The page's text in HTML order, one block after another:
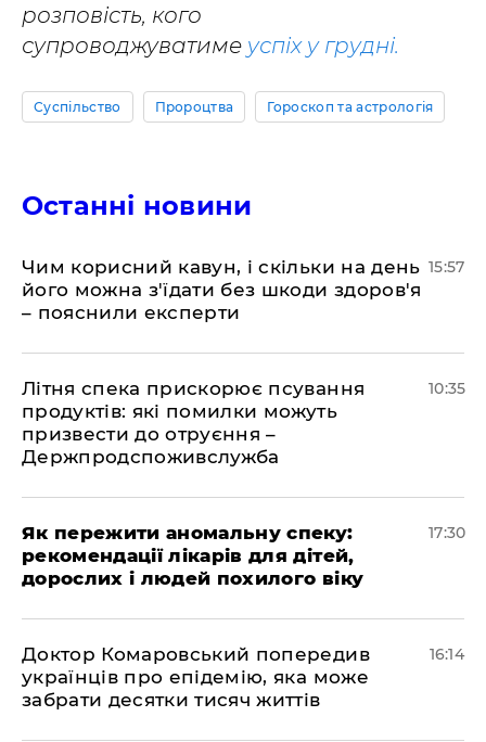
розповість, кого
супроводжуватиме успіх у грудні.
Суспільство Пророцтва Гороскоп та астрологія
Останні новини
Чим корисний кавун, і скільки на день
його можна з'їдати без шкоди здоров'я
– пояснили експерти
15:57
Літня спека прискорює псування
продуктів: які помилки можуть
призвести до отруєння –
Держпродспоживслужба
10:35
Як пережити аномальну спеку:
рекомендації лікарів для дітей,
дорослих і людей похилого віку
17:30
Доктор Комаровський попередив
українців про епідемію, яка може
забрати десятки тисяч життів
16:14